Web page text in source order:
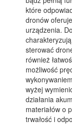
które
dronów
urządzenia.
sterować
również
możliwość
wyżej
działania
materiałów o
trwałość i